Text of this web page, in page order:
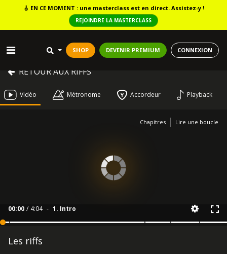
🎸 EN CE MOMENT : une masterclass est en direct. Assistez-y !
REJOINDRE LA MASTERCLASS
SHOP DEVENIR PREMIUM CONNEXION
RETOUR AUX RIFFS
Vidéo Métronome Accordeur Playback
Chapitres Lire une boucle
00:00 / 4:04 - 1. Intro
Les riffs